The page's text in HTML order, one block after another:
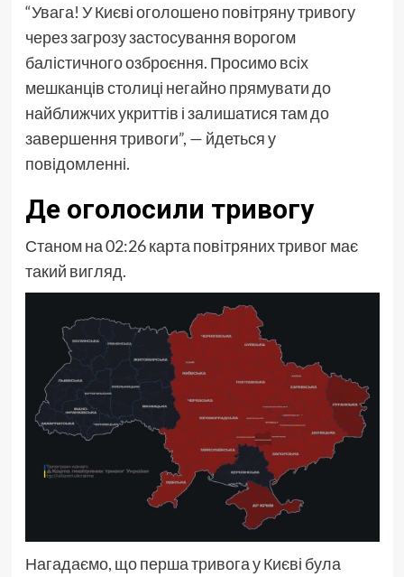
“Увага! У Києві оголошено повітряну тривогу
через загрозу застосування ворогом
балістичного озброєння. Просимо всіх
мешканців столиці негайно прямувати до
найближчих укриттів і залишатися там до
завершення тривоги”, — йдеться у
повідомленні.
Де оголосили тривогу
Станом на 02:26 карта повітряних тривог має
такий вигляд.
Нагадаємо, що перша тривога у Києві була